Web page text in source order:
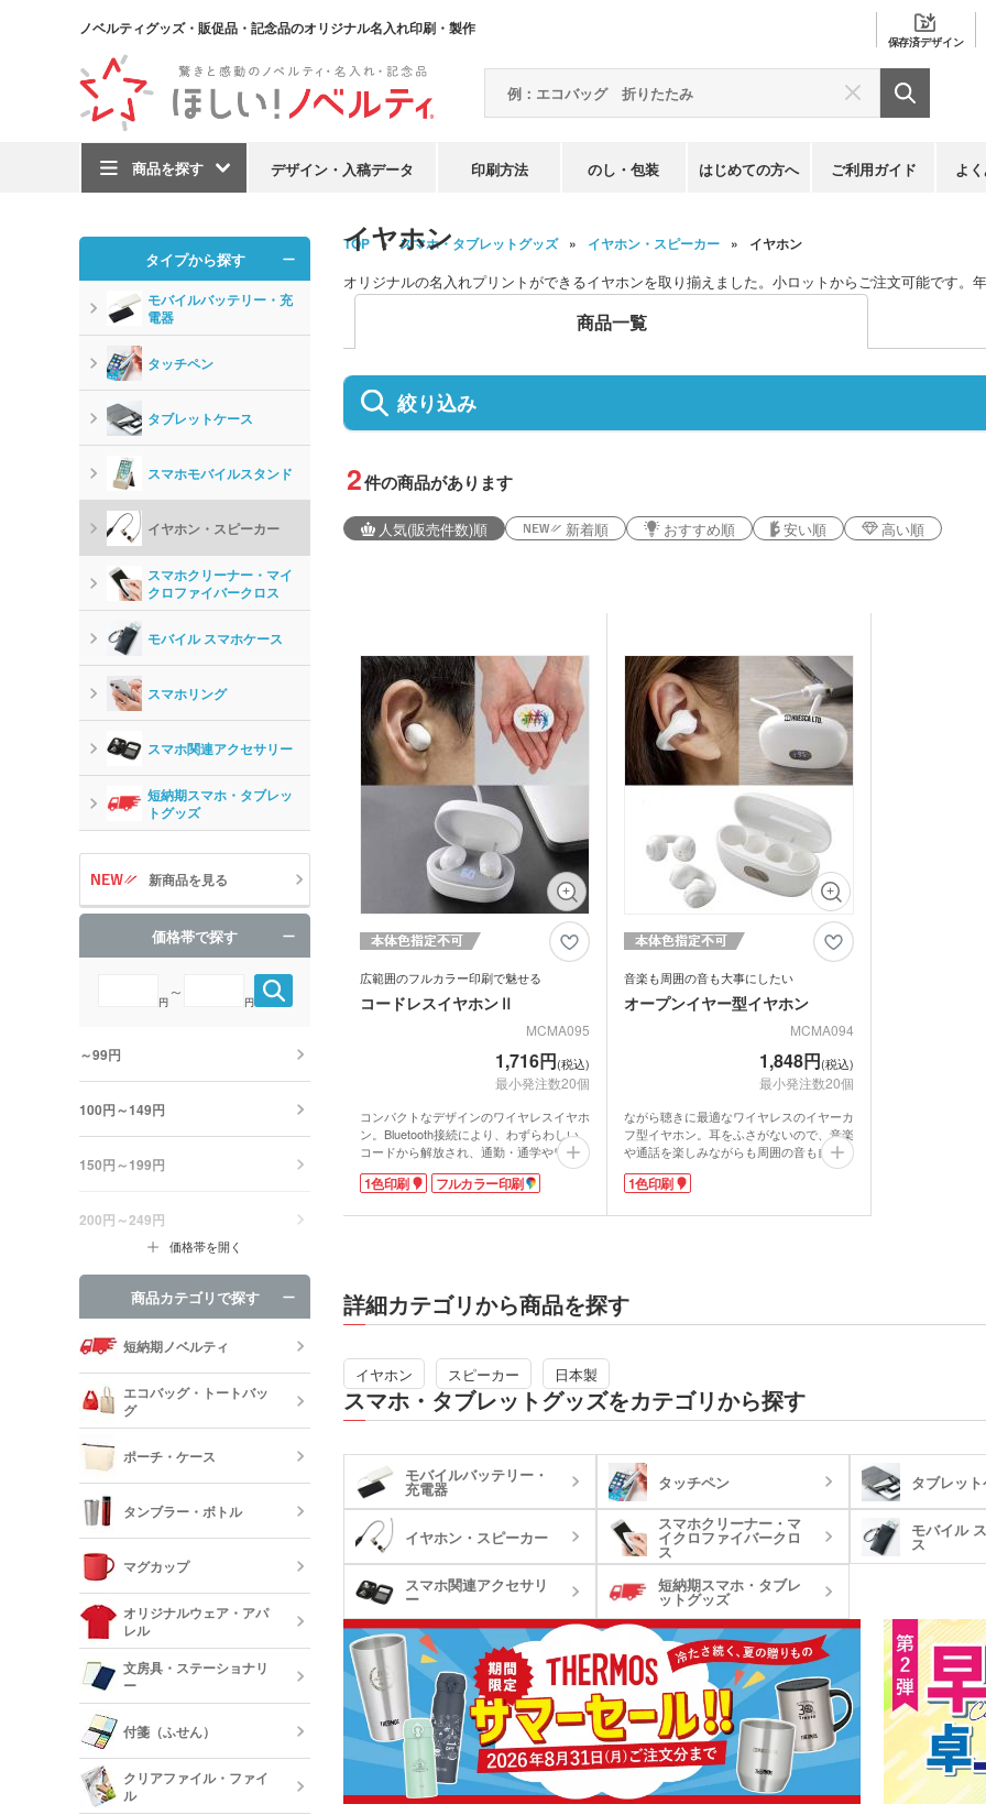
ノベルティグッズ・販促品・記念品のオリジナル名入れ印刷・製作
保存済デザイン
商品を探す デザイン・入稿データ 印刷方法 のし・包装 はじめての方へ ご利用ガイド よ
TOP スマホ・タブレットグッズ イヤホン・スピーカー イヤホン
イヤホン
オリジナルの名入れプリントができるイヤホンを取り揃えました。小ロットからご注文可能です。
商品一覧
絞り込み
2件の商品があります
人気(販売件数)順 新着順 おすすめ順 安い順 高い順
広範囲のフルカラー印刷で魅せる
コードレスイヤホンⅡ
MCMA095
1,716円(税込)
最小発注数20個
コンパクトなデザインのワイヤレスイヤホ
ン。Bluetooth接続により、わずらわしい
コードから解放され、通勤・通学やワーク
アウトにも最適です。タッチ操作で音楽再
生や通話もスムーズに。フタを開けた時、
イヤホンをケースに収納すると自動的に充
も期待できるオリジナルノベルティを製作
できます。
1色印刷 フルカラー印刷
音楽も周囲の音も大事にしたい
オープンイヤー型イヤホン
MCMA094
1,848円(税込)
最小発注数20個
ながら聴きに最適なワイヤレスのイヤーカ
フ型イヤホン。耳をふさがないので、音楽
や通話を楽しみながらも周囲の音も自然に
聞こえます。通勤・通学やランニング、家
事中に使えて便利。柔らかい素材で耳を挟
迫感がなく快適です。ケースの側面に充電
動画提供 : 参考動画チャンネル
1色印刷
詳細カテゴリから商品を探す
イヤホン スピーカー 日本製
スマホ・タブレットグッズをカテゴリから探す
モバイルバッテリー・
充電器 タッチペン タブレッ
イヤホン・スピーカー
スマホクリーナー・マ
イクロファイバークロ
ス
モバイル
ス
スマホ関連アクセサリ
ー
短納期スマホ・タブレ
ットグッズ
タイプから探す
モバイルバッテリー・充
電器
タッチペン
タブレットケース
スマホモバイルスタンド
イヤホン・スピーカー
スマホクリーナー・マイ
クロファイバークロス
モバイル スマホケース
スマホリング
スマホ関連アクセサリー
短納期スマホ・タブレッ
トグッズ
新商品を見る
価格帯で探す
円
～
円
～99円
100円～149円
150円～199円
200円～249円
価格帯を開く
商品カテゴリで探す
短納期ノベルティ
エコバッグ・トートバッ
グ
エコバッグ・折りたたみバ
ッグ
コットントートバッグ(～
キャ
巾着・リュック・ナップサ
ック
保
グ
ランチトートバッグ サコッシュ マル
ジュートバッグ・コットン
リネンバッグ
デニムバッグ おし
スクエアトート
オーガニックコットンバッ
グ
ポリ
ポーチ・ケース
キャンバスポーチ ポリエステルポーチ クリ
本革・レザー調ポーチ
コスメポーチ
スマホショルダー・スマホ
ポーチ
短納
タンブラー・ボトル
ステンレスタンブラー・ア
台紙タンブラー（カスタム
デザインタンブラー）
保冷・保温タンブラー
ステンレスボトル・マグボ
トル
アル
ボト
クリアボトル・プラスチッ
クボトル
スープジャー・フードポッ
ト
ミニ
ル
水筒・魔法瓶
オリジナルグラス・ビアグ
ボト
マグカップ
陶器マグカップ・磁器マグ
カップ
ガラスマグカップ
プラ
バン
ステンレスマグカップ 湯のみ
オリジナルウェア・アパ
レル
オリジナルTシャツ(半袖・
長袖)
オリジナルポロシャツ(半
袖・長袖)
オリ
ドラ
オリジナルロンT・長袖Tシ
ャツ
オリジナルキッズウェア オリ
文房具・ステーショナリ
ー
メモ帳 ノート・手帳 マグ
付箋（ふせん）
クリアファイル・ファイ
ル